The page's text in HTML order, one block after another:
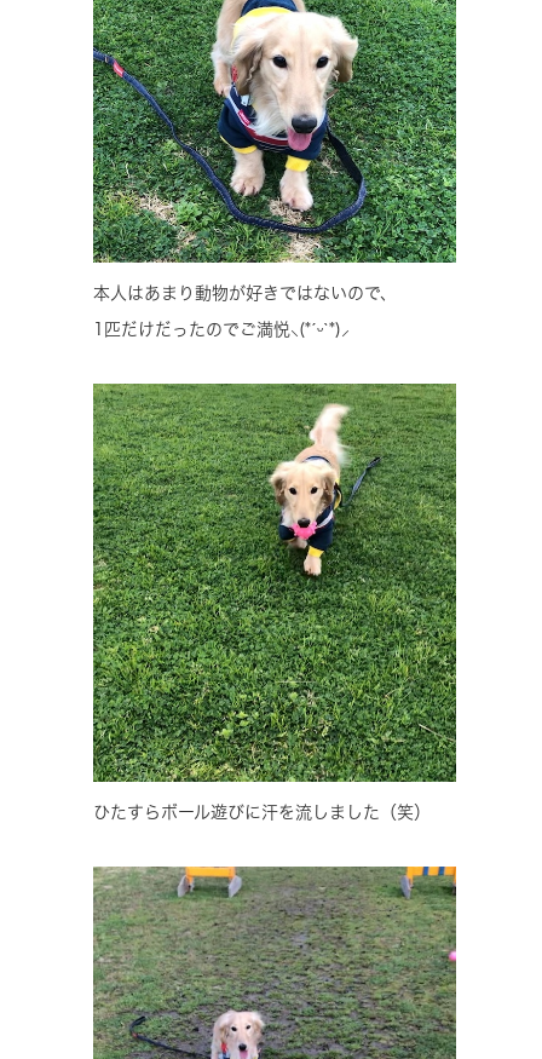
本人はあまり動物が好きではないので、
1匹だけだったのでご満悦‪⸜(*ˊᵕˋ*)⸝‬
ひたすらボール遊びに汗を流しました（笑）